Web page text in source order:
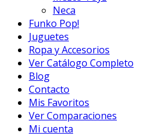
Neca
Funko Pop!
Juguetes
Ropa y Accesorios
Ver Catálogo Completo
Blog
Contacto
Mis Favoritos
Ver Comparaciones
Mi cuenta